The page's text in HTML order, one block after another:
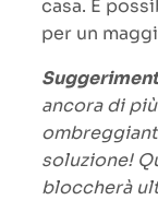
casa. È
per un
ancora di
soluzione!
bloccherà